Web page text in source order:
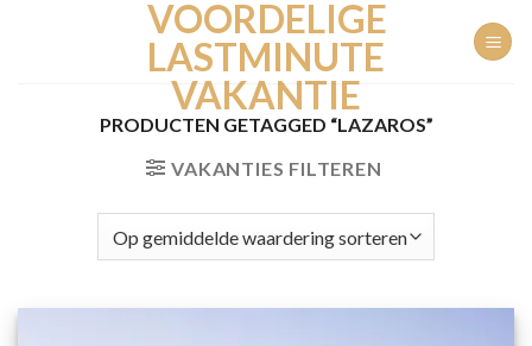
VOORDELIGE
LASTMINUTE
VAKANTIE
PRODUCTEN GETAGGED “LAZAROS”
VAKANTIES FILTEREN